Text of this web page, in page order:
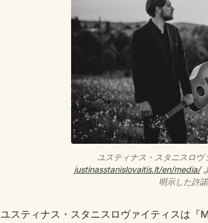
ユスティナス・スタニスロ
justinasstanislovaitis.lt/en/media/
明示した許
ユスティナス・スタニスロヴァイティスは